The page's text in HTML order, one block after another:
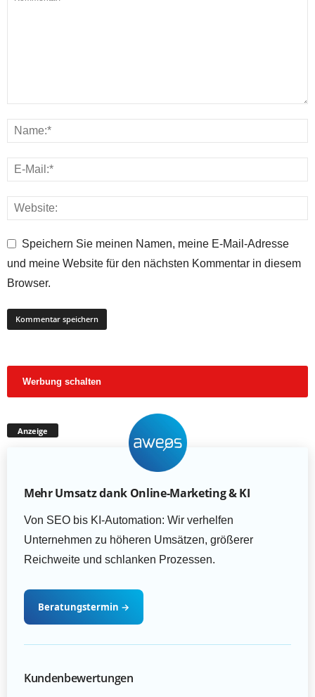
Speichern Sie meinen Namen, meine E-Mail-Adresse
und meine Website für den nächsten Kommentar in diesem
Browser.
Werbung schalten
Anzeige
Mehr Umsatz dank Online-Marketing & KI
Von SEO bis KI-Automation: Wir verhelfen
Unternehmen zu höheren Umsätzen, größerer
Reichweite und schlanken Prozessen.
Beratungstermin →
Kundenbewertungen